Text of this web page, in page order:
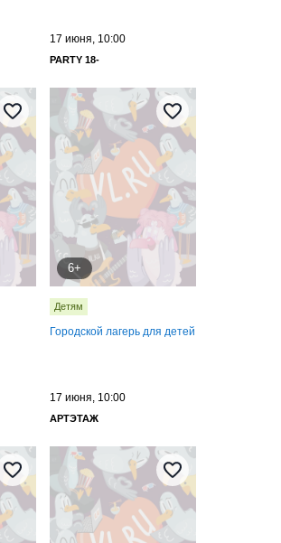
17 июня, 10:00
PARTY 18-
6+
Детям
Городской лагерь для детей
17 июня, 10:00
АРТЭТАЖ